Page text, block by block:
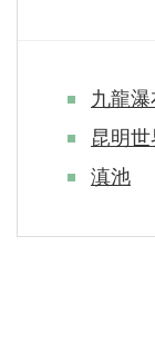
九龍瀑
昆明
滇池